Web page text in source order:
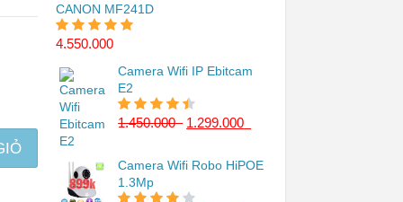
CANON MF241D
5.00trên 5
4.550.000
Camera Wifi IP Ebitcam
E2
4.50trên 5
1.450.000₫ 1.299.000
Camera Wifi Robo HiPOE
1.3Mp